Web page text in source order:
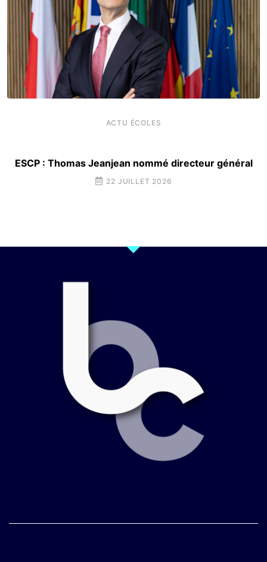
ACTU ÉCOLES
ESCP : Thomas Jeanjean nommé directeur général
22 JUILLET 2026